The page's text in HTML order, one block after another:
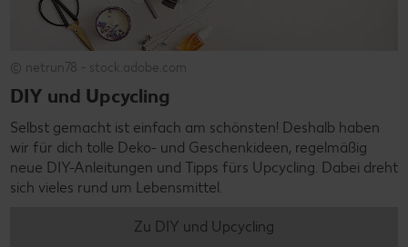
© netrun78 - stock.adobe.com
DIY und Upcycling
Selbst gemacht ist einfach am schönsten! Deshalb haben
wir für dich tolle Deko- und Geschenkideen, regelmäßig
neue DIY-Anleitungen und Tipps fürs Upcycling. Dabei dreht
sich vieles rund um Lebensmittel.
Zu DIY und Upcycling